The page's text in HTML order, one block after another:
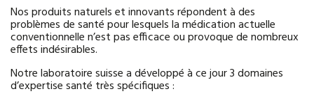
Nos produits naturels et innovants répondent à des
problèmes de santé pour lesquels la médication actuelle
conventionnelle n’est pas efficace ou provoque de nombreux
effets indésirables.
Notre laboratoire suisse a développé à ce jour 3 domaines
d’expertise santé très spécifiques :